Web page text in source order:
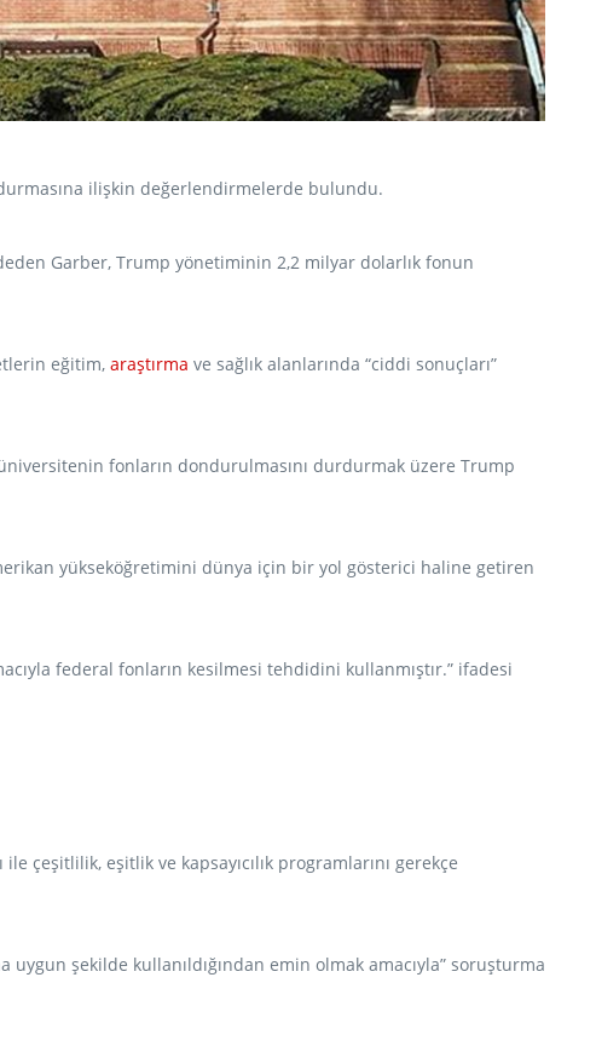
ilişkin değerlendirmelerde bulundu.
Garber, Trump yönetiminin 2,2 milyar dolarlık fonun
eğitim, araştırma ve sağlık alanlarında “ciddi sonuçları”
fonların dondurulmasını durdurmak üzere Trump
yükseköğretimini dünya için bir yol gösterici haline getiren
federal fonların kesilmesi tehdidini kullanmıştır.” ifadesi
çeşitlilik, eşitlik ve kapsayıcılık programlarını gerekçe
şekilde kullanıldığından emin olmak amacıyla” soruşturma